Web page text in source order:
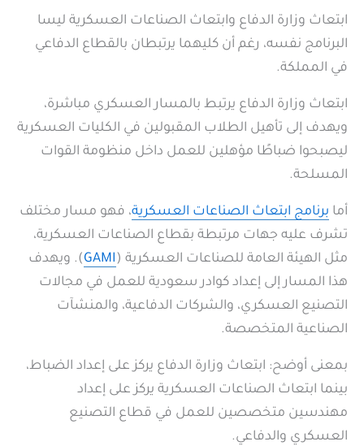
ابتعاث وزارة الدفاع وابتعاث الصناعات العسكرية ليسا
البرنامج نفسه، رغم أن كليهما يرتبطان بالقطاع الدفاعي
في المملكة.
ابتعاث وزارة الدفاع يرتبط بالمسار العسكري مباشرة،
ويهدف إلى تأهيل الطلاب المقبولين في الكليات العسكرية
ليصبحوا ضباطًا مؤهلين للعمل داخل منظومة القوات
المسلحة.
أما برنامج ابتعاث الصناعات العسكرية، فهو مسار مختلف
تشرف عليه جهات مرتبطة بقطاع الصناعات العسكرية،
مثل الهيئة العامة للصناعات العسكرية ( GAMI). ويهدف
هذا المسار إلى إعداد كوادر سعودية للعمل في مجالات
التصنيع العسكري، والشركات الدفاعية، والمنشآت
الصناعية المتخصصة.
بمعنى أوضح: ابتعاث وزارة الدفاع يركز على إعداد الضباط،
بينما ابتعاث الصناعات العسكرية يركز على إعداد
مهندسين متخصصين للعمل في قطاع التصنيع
العسكري والدفاعي.